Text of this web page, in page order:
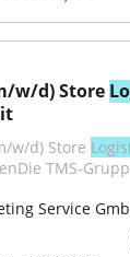
w/d) Store
w/d) Store
TMS-
Service